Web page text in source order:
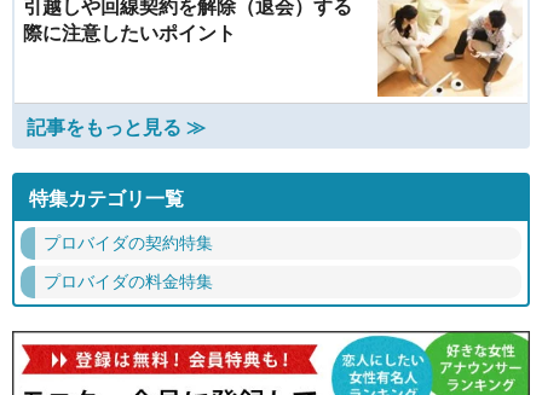
引越しや回線契約を解除（退会）する
際に注意したいポイント
記事をもっと見る ≫
特集カテゴリ一覧
プロバイダの契約特集
プロバイダの料金特集